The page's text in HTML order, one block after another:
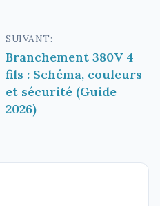
SUIVANT:
Branchement 380V 4
fils : Schéma, couleurs
et sécurité (Guide
2026)